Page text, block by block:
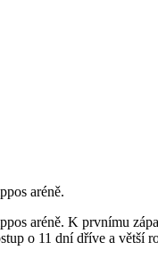
aréně.
aréně. K prvnímu
o 11 dní dříve a větší